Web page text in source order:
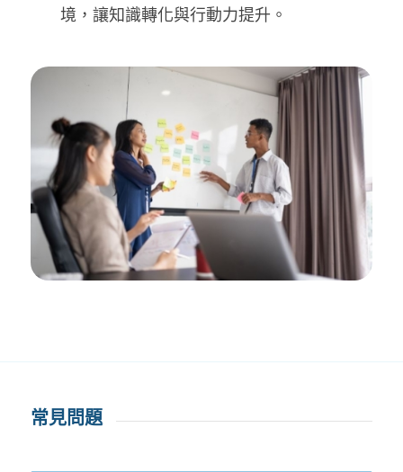
境，讓知識轉化與行動力提升。
常見問題